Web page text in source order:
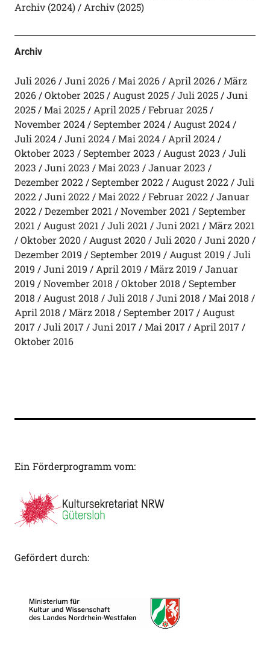
Archiv (2024)
Archiv (2025)
Archiv
Juli 2026 Juni 2026 Mai 2026 April 2026
März
2026
Oktober 2025 August 2025 Juli 2025
Juni
2025
Mai 2025 April 2025
Februar 2025
November 2024
September 2024
August 2024
Juli 2024
Juni 2024 Mai 2024
April 2024
Oktober 2023
September 2023 August 2023
Juli
2023
Juni 2023 Mai 2023
Januar 2023
Dezember 2022
September 2022 August 2022
Juli
2022
Juni 2022 Mai 2022 Februar 2022
Januar
2022
Dezember 2021 November 2021
September
2021
August 2021 Juli 2021 Juni 2021
März 2021
Oktober 2020
August 2020 Juli 2020
Juni 2020
Dezember 2019
September 2019 August 2019
Juli
2019
Juni 2019 April 2019 März 2019
Januar
2019
November 2018 Oktober 2018
September
2018
August 2018 Juli 2018 Juni 2018
Mai 2018
April 2018
März 2018 September 2017
August
2017
Juli 2017 Juni 2017 Mai 2017
April 2017
Oktober 2016
Ein Förderprogramm vom:
Gefördert durch: